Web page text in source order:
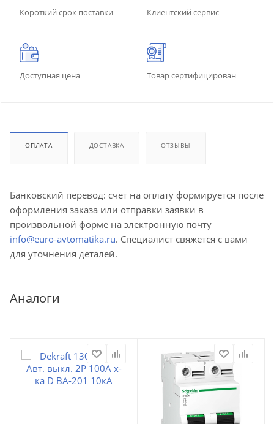
Короткий срок поставки Клиентский сервис
Доступная цена Товар сертифицирован
ОПЛАТА ДОСТАВКА ОТЗЫВЫ
Банковский перевод: счет на оплату формируется после
оформления заказа или отправки заявки в
произвольной форме на электронную почту
info@euro-avtomatika.ru. Специалист свяжется с вами
для уточнения деталей.
Аналоги